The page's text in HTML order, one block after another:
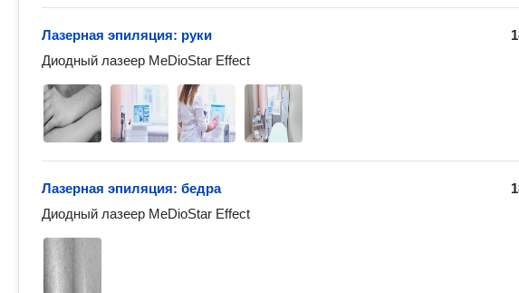
Лазерная эпиляция: руки
Диодный лазеер MeDioStar Effect
Лазерная эпиляция: бедра
Диодный лазеер MeDioStar Effect